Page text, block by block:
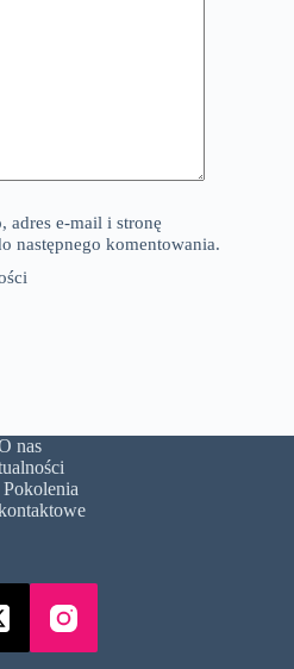
adres e-mail i stronę
następnego komentowania.
nas